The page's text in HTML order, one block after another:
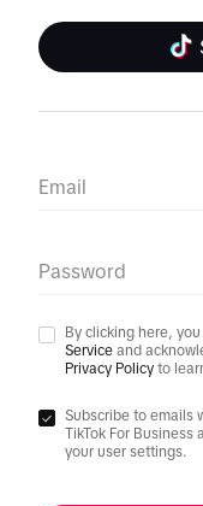
Email
Password
By clicking here,
Service and
Privacy Policy to
Subscribe to emails
TikTok For Business
your user settings.